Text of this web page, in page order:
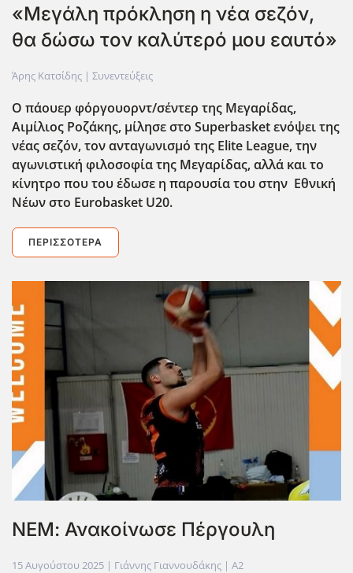
«Μεγάλη πρόκληση η νέα σεζόν,
θα δώσω τον καλύτερό μου εαυτό»
Άρης Κατσίδης | Συνεντεύξεις
Ο πάουερ φόργουορντ/σέντερ της Μεγαρίδας,
Αιμίλιος Ροζάκης, μίλησε στο Superbasket ενόψει της
νέας σεζόν, τον ανταγωνισμό της Elite League, την
αγωνιστική φιλοσοφία της Μεγαρίδας, αλλά και το
κίνητρο που του έδωσε η παρουσία του στην Εθνική
Νέων στο Eurobasket U20.
ΠΕΡΙΣΣΌΤΕΡΑ
ΝΕΜ: Ανακοίνωσε Πέργουλη
15 Αυγούστου 2025 | Γιάννης Γιαννουδάκης | A2